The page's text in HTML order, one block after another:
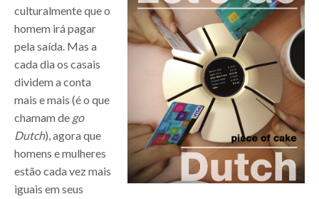
culturalmente que o
homem irá pagar
pela saída. Mas a
cada dia os casais
dividem a conta
mais e mais (é o que
chamam de go
Dutch), agora que
homens e mulheres
estão cada vez mais
iguais em seus